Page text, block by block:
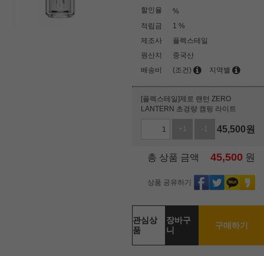
할인율
%
적립금
1 %
제조사
플렉스테일
원산지
중국산
배송비
(조건) 지역별
[플렉스테일]제로 랜턴 ZERO
LANTERN 초경량 캠핑 라이트
+1 -1 45,500원
총 상품 금액 45,500 원
상품 공유하기
관심상
품
장바구
니
구매하기